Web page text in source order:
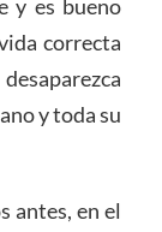
y es bueno
correcta
y toda su
antes, en el